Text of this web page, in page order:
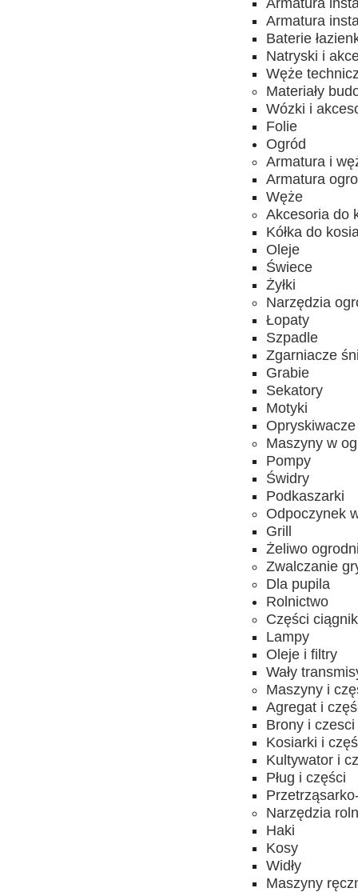
Armatura
Armatura
Baterie
Natryski i
Węże
Materiały
Wózki i
Folie
Ogród
Armatura i
Armatura
Węże
Akcesoria do
Kółka do
Oleje
Świece
Żyłki
Narzędzia
Łopaty
Szpadle
Zgarniacze
Grabie
Sekatory
Motyki
Opryskiwacze
Maszyny w
Pompy
Świdry
Podkaszarki
Odpoczynek
Grill
Żeliwo
Zwalczanie
Dla pupila
Rolnictwo
Części
Lampy
Oleje i filtry
Wały
Maszyny i
Agregat i
Brony i czesci
Kosiarki i
Kultywator i
Pług i części
Narzędzia
Haki
Kosy
Widły
Maszyny